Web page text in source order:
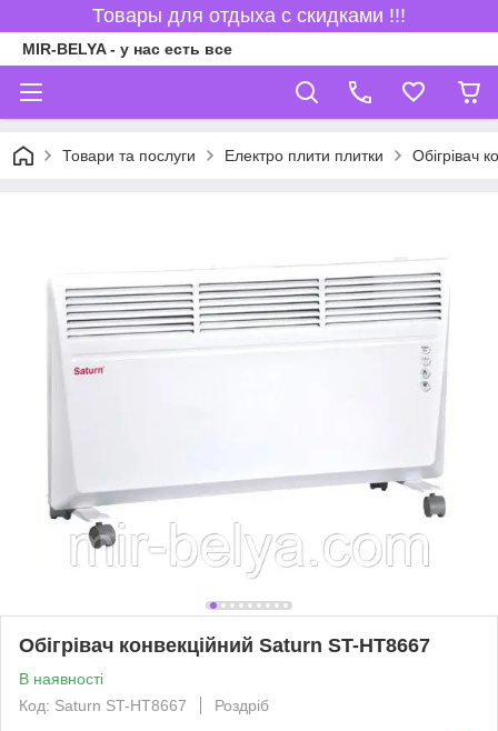
Товары для отдыха с скидками !!!
MIR-BELYA - у нас есть все
Товари та послуги Електро плити плитки Обігрівач
Обігрівач конвекційний Saturn ST-HT8667
В наявності
Код: Saturn ST-HT8667
Роздріб